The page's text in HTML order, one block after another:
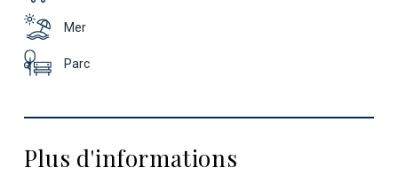
Mer
Parc
Plus d'informations